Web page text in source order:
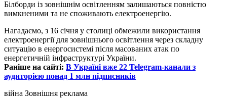
Білборди із зовнішнім освітленням залишаються повністю
вимкненими та не споживають електроенергію.
Нагадаємо, з 16 січня у столиці обмежили використання
електроенергії для зовнішнього освітлення через складну
ситуацію в енергосистемі після масованих атак по
енергетичній інфраструктурі України.
Раніше на сайті: В Україні вже 22 Telegram-канали з
аудиторією понад 1 млн підписників
війна Зовнішня реклама